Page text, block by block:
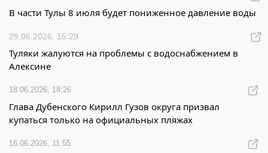
В части Тулы 8 июля будет пониженное давление воды
29.06.2026, 15:29
Туляки жалуются на проблемы с водоснабжением в
Алексине
18.06.2026, 18:26
Глава Дубенского Кирилл Гузов округа призвал
купаться только на официальных пляжах
16.06.2026, 11:55